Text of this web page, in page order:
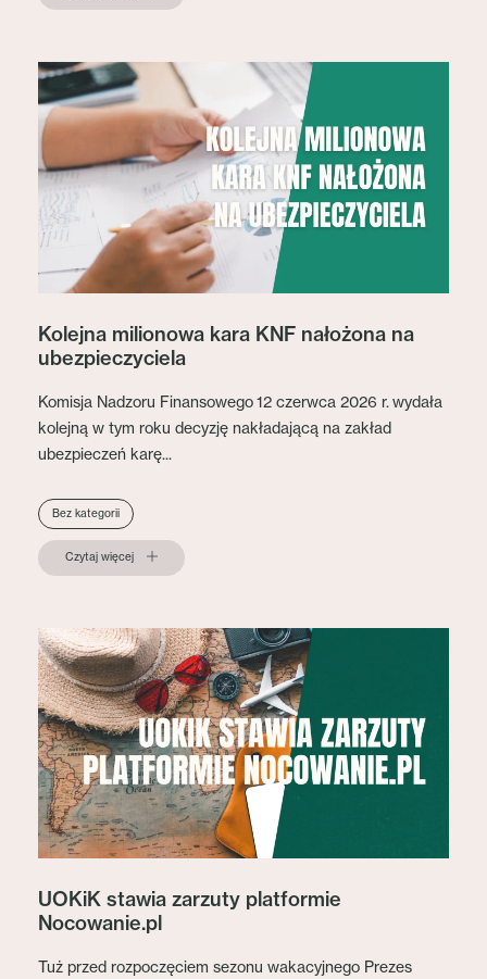
Kolejna milionowa kara KNF nałożona na
ubezpieczyciela
Komisja Nadzoru Finansowego 12 czerwca 2026 r. wydała
kolejną w tym roku decyzję nakładającą na zakład
ubezpieczeń karę...
Bez kategorii
Czytaj więcej
UOKiK stawia zarzuty platformie
Nocowanie.pl
Tuż przed rozpoczęciem sezonu wakacyjnego Prezes